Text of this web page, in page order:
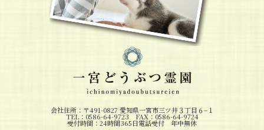
会社住所：〒491-0827 愛知県一宮市三ツ井３丁目６−１
TEL：0586-64-9723 FAX：0586-64-9724
受付時間：24時間365日電話受付 年中無休